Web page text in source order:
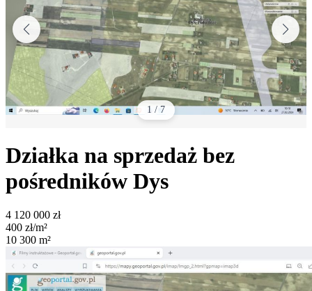
1 / 7
Działka na sprzedaż bez
pośredników Dys
4 120 000 zł
400 zł/m²
10 300 m²